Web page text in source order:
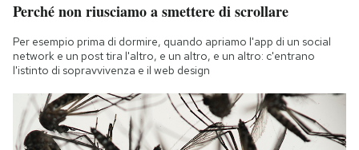
Perché non riusciamo a smettere di scrollare
Per esempio prima di dormire, quando apriamo l'app di un social
network e un post tira l'altro, e un altro, e un altro: c'entrano
l'istinto di sopravvivenza e il web design